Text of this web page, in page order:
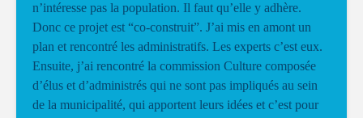
n’intéresse pas la population. Il faut qu’elle y adhère.
Donc ce projet est “co-construit”. J’ai mis en amont un
plan et rencontré les administratifs. Les experts c’est eux.
Ensuite, j’ai rencontré la commission Culture composée
d’élus et d’administrés qui ne sont pas impliqués au sein
de la municipalité, qui apportent leurs idées et c’est pour